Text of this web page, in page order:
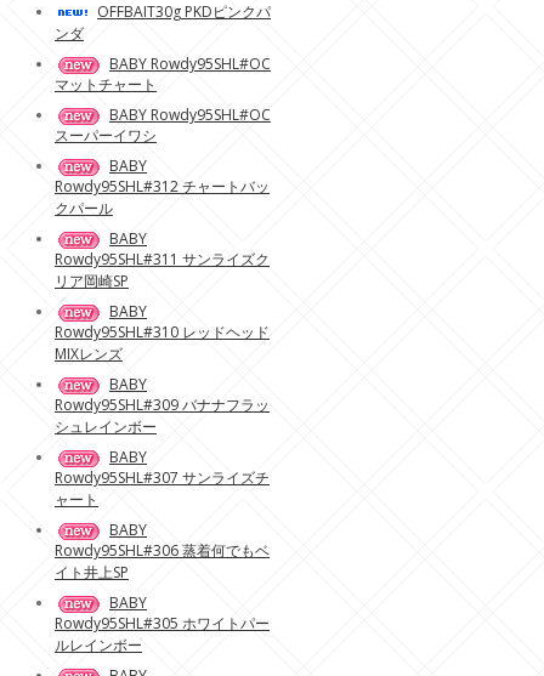
OFFBAIT30g PKDピンクパ
ンダ
BABY Rowdy95SHL#OC
マットチャート
BABY Rowdy95SHL#OC
スーパーイワシ
BABY
Rowdy95SHL#312 チャートバッ
クパール
BABY
Rowdy95SHL#311 サンライズク
リア岡崎SP
BABY
Rowdy95SHL#310 レッドヘッド
MIXレンズ
BABY
Rowdy95SHL#309 バナナフラッ
シュレインボー
BABY
Rowdy95SHL#307 サンライズチ
ャート
BABY
Rowdy95SHL#306 蒸着何でもベ
イト井上SP
BABY
Rowdy95SHL#305 ホワイトパー
ルレインボー